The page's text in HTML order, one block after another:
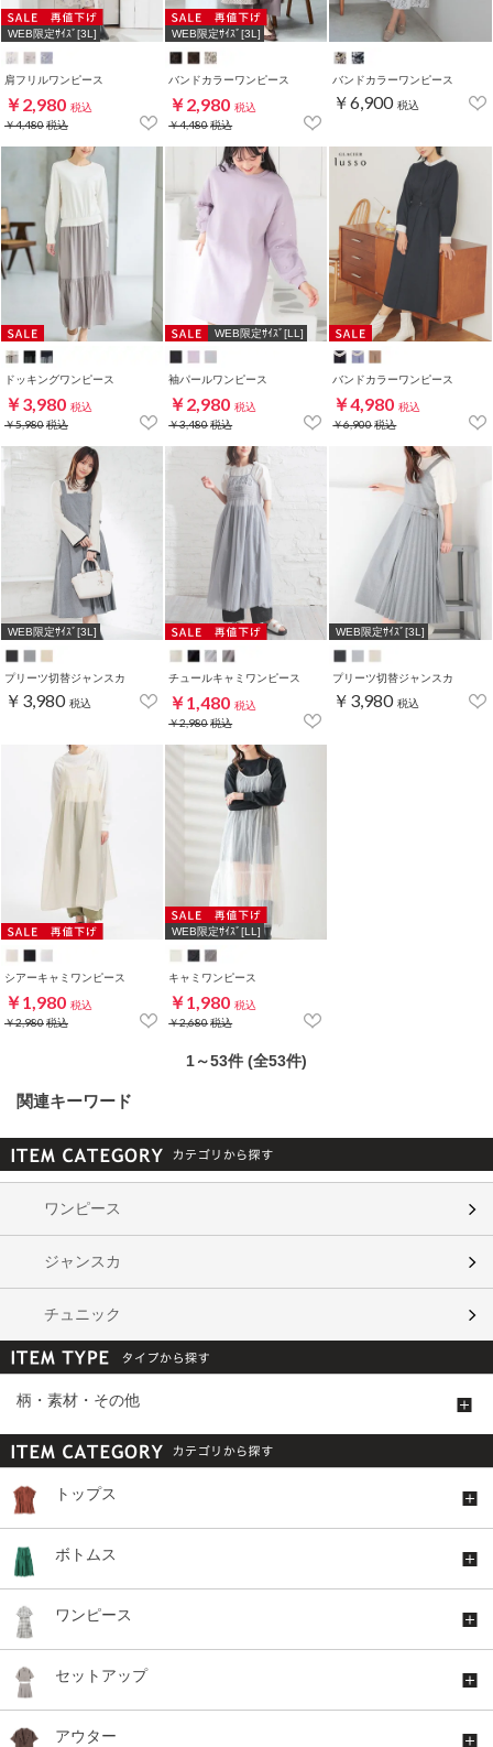
WEB限定ｻｲｽﾞ[3L]
肩フリルワンピース
￥2,980 税込
￥4,480税込
WEB限定ｻｲｽﾞ[3L]
バンドカラーワンピース
￥2,980 税込
￥4,480税込
バンドカラーワンピース
￥6,900 税込
ドッキングワンピース
￥3,980 税込
￥5,980税込
WEB限定ｻｲｽﾞ[LL]
袖パールワンピース
￥2,980 税込
￥3,480税込
バンドカラーワンピース
￥4,980 税込
￥6,900税込
WEB限定ｻｲｽﾞ[3L]
プリーツ切替ジャンスカ
￥3,980 税込
チュールキャミワンピース
￥1,480 税込
￥2,980税込
WEB限定ｻｲｽﾞ[3L]
プリーツ切替ジャンスカ
￥3,980 税込
シアーキャミワンピース
￥1,980 税込
￥2,980税込
WEB限定ｻｲｽﾞ[LL]
キャミワンピース
￥1,980 税込
￥2,680税込
1～53件 (全53件)
関連キーワード
ワンピース
ジャンスカ
チュニック
柄・素材・その他
トップス
ボトムス
ワンピース
セットアップ
アウター